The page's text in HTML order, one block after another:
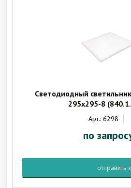
Светодиодный
295x295-8
Арт.: 6298
по
отправить